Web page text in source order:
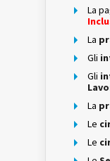
La
La
Gli
Gli
La
Le
Le